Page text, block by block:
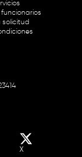
solicitud
X